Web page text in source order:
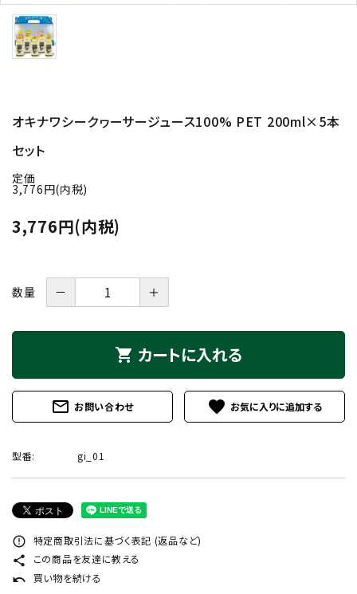
調味料
ギフト・贈答用
オキナワシークヮーサージュース100% PET 200ml×5本
セット
定価
3,776円(内税)
3,776円(内税)
数量 － ＋
shopping_cart カートに入れる
mail_outline お問い合わせ favorite
型番: gi_01
error_outline 特定商取引法に基づく表記 (返品など)
share この商品を友達に教える
undo 買い物を続ける